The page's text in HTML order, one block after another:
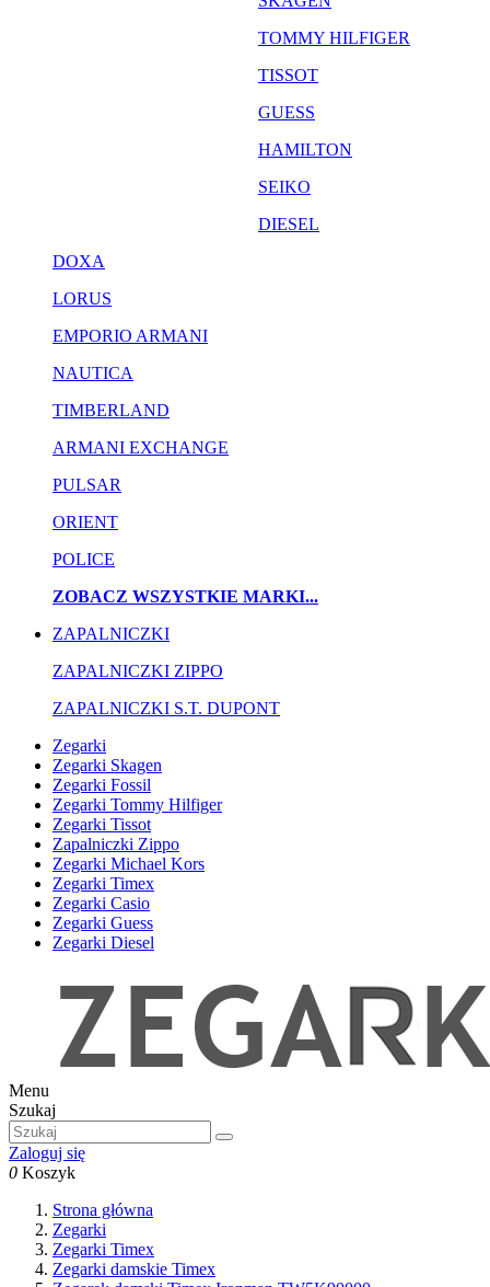
TOMMY HILFIGER
TISSOT
GUESS
HAMILTON
SEIKO
DIESEL
DOXA
LORUS
EMPORIO ARMANI
NAUTICA
TIMBERLAND
ARMANI EXCHANGE
PULSAR
ORIENT
POLICE
ZOBACZ WSZYSTKIE MARKI...
ZAPALNICZKI
ZAPALNICZKI ZIPPO
ZAPALNICZKI S.T. DUPONT
Zegarki
Zegarki Skagen
Zegarki Fossil
Zegarki Tommy Hilfiger
Zegarki Tissot
Zapalniczki Zippo
Zegarki Michael Kors
Zegarki Timex
Zegarki Casio
Zegarki Guess
Zegarki Diesel
Menu
Szukaj
Zaloguj się
0 Koszyk
Strona główna
Zegarki
Zegarki Timex
Zegarki damskie Timex